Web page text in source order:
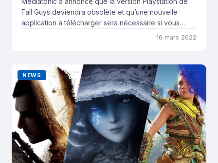
Fall Guys deviendra obsolète et qu’une nouvelle
application à télécharger sera nécessaire si vous
souhaitez continuer à jouer. Fall Guys: Ultimate
coopératif Voleurs Sucrés et l’événement Astrobot, le
jeu s’apprête à migrer […]
16 mars 2022
NEWS